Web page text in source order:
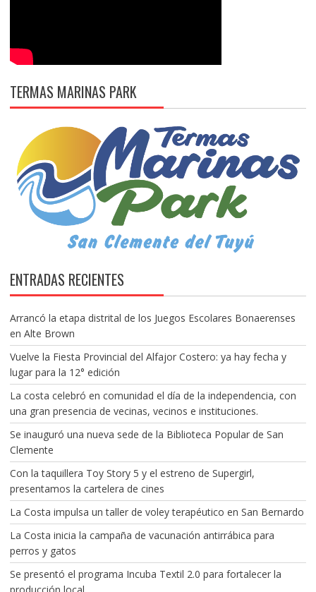
TERMAS MARINAS PARK
ENTRADAS RECIENTES
Arrancó la etapa distrital de los Juegos Escolares Bonaerenses
en Alte Brown
Vuelve la Fiesta Provincial del Alfajor Costero: ya hay fecha y
lugar para la 12° edición
La costa celebró en comunidad el día de la independencia, con
una gran presencia de vecinas, vecinos e instituciones.
Se inauguró una nueva sede de la Biblioteca Popular de San
Clemente
Con la taquillera Toy Story 5 y el estreno de Supergirl,
presentamos la cartelera de cines
La Costa impulsa un taller de voley terapéutico en San Bernardo
La Costa inicia la campaña de vacunación antirrábica para
perros y gatos
Se presentó el programa Incuba Textil 2.0 para fortalecer la
producción local